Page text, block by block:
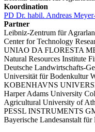
Koordination
PD Dr. habil. Andreas
Partner
Leibniz-Zentrum für
Center for Technology
UNIAO DA FLORESTA
Natural Resources Institute
Deutsche Landwirtschafts-
Universität für Bodenkultur
KOBENHAVNS
Harper Adams University
Agricultural University of
PESSL INSTRUMENTS
Bayerische Landesanstalt